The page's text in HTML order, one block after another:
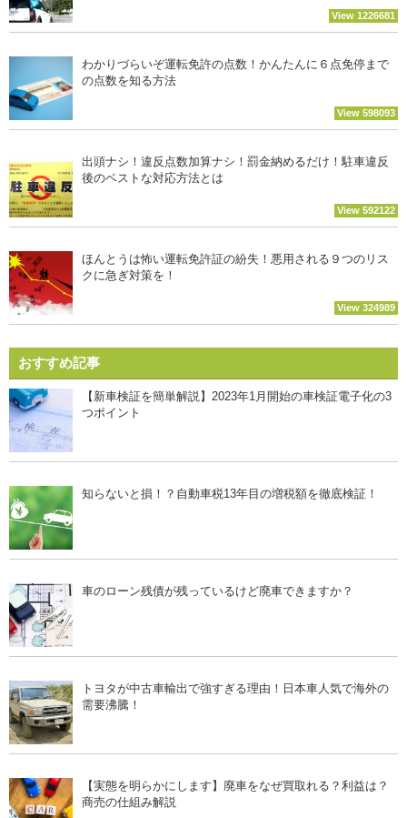
View 1226681
わかりづらいぞ運転免許の点数！かんたんに６点免停まで
の点数を知る方法
View 598093
出頭ナシ！違反点数加算ナシ！罰金納めるだけ！駐車違反
後のベストな対応方法とは
View 592122
ほんとうは怖い運転免許証の紛失！悪用される９つのリス
クに急ぎ対策を！
View 324989
おすすめ記事
【新車検証を簡単解説】2023年1月開始の車検証電子化の3
つポイント
知らないと損！？自動車税13年目の増税額を徹底検証！
車のローン残債が残っているけど廃車できますか？
トヨタが中古車輸出で強すぎる理由！日本車人気で海外の
需要沸騰！
【実態を明らかにします】廃車をなぜ買取れる？利益は？
商売の仕組み解説